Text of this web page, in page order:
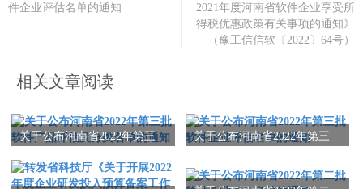
件企业评估名单的通知
2021年度河南省软件企业享受所
得税优惠政策有关事项的通知》
（豫工信信软〔2022〕64号）
相关文章阅读
关于公布河南省2022年第三
的通知
关于公布河南省2022年第三